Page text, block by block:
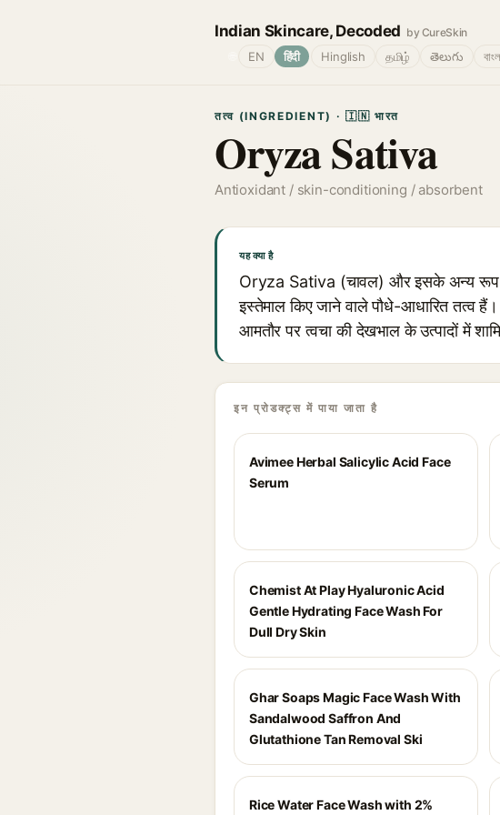
Indian Skincare, Decoded by CureSkin
EN हिंदी Hinglish தமிழ் తెలుగు
तत्व (INGREDIENT) · 🇮🇳 भारत
Oryza Sativa
Antioxidant / skin-conditioning / absorbent
यह क्या है
Oryza Sativa (चावल) और इसके अन्य रूप
इस्तेमाल किए जाने वाले पौधे-आधारित तत्व
आमतौर पर त्वचा की देखभाल के उत्पादों में
इन प्रोडक्ट्स में पाया जाता है
Avimee Herbal Salicylic Acid Face
Serum
Chemist At Play Hyaluronic Acid
Gentle Hydrating Face Wash For
Dull Dry Skin
Ghar Soaps Magic Face Wash With
Sandalwood Saffron And
Glutathione Tan Removal Ski
Rice Water Face Wash with 2%